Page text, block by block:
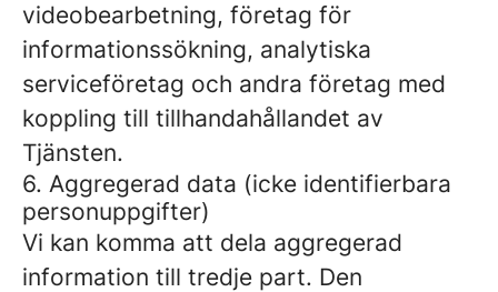
videobearbetning, företag för
informationssökning, analytiska
serviceföretag och andra företag med
koppling till tillhandahållandet av
Tjänsten.
6. Aggregerad data (icke identifierbara
personuppgifter)
Vi kan komma att dela aggregerad
information till tredje part. Den